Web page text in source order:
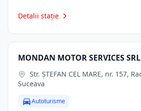
Detalii stație
MONDAN MOTOR SERVICES SRL
Suceava
Autoturisme